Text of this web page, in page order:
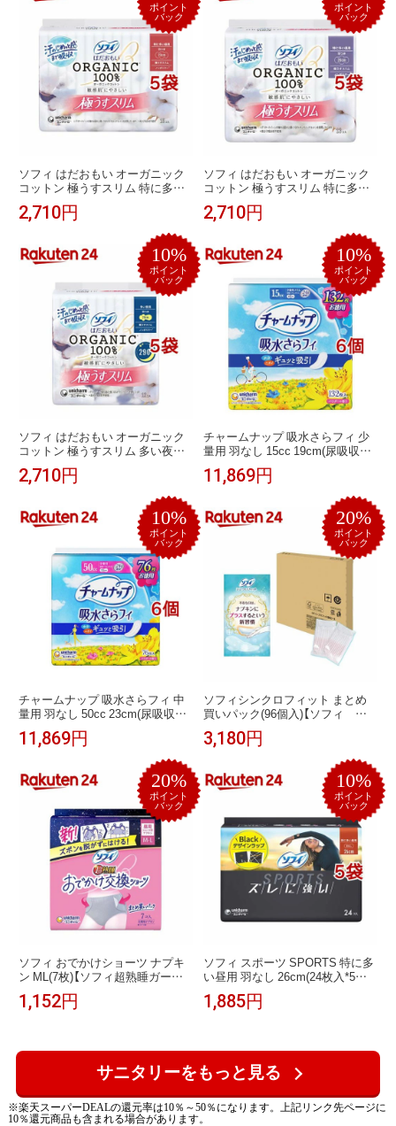
ポイント
バック
ソフィ はだおもい オーガニック
コットン 極うすスリム 特に多い
昼用 羽つき 23cm(15個入*5袋セ
ット)【ソフィはだおもいオーガニ
2,710円
ポイント
バック
ソフィ はだおもい オーガニック
コットン 極うすスリム 特に多い
昼用 羽つき 26cm(13枚入*5袋セ
ット)【ソフィはだおもいオーガニ
2,710円
10%
ポイント
バック
ソフィ はだおもい オーガニック
コットン 極うすスリム 多い夜用
羽つき 29cm(12個入*5袋セット)
【ソフィはだおもいオーガニック
2,710円
10%
ポイント
バック
チャームナップ 吸水さらフィ 少
量用 羽なし 15cc 19cm(尿吸収ナ
プキン)(132個入*6個セット)【チャ
ームナップ軽度】
11,869円
10%
ポイント
バック
チャームナップ 吸水さらフィ 中
量用 羽なし 50cc 23cm(尿吸収ナ
プキン)(76枚入*6コセット)【チャ
ームナップ軽度】
11,869円
20%
ポイント
バック
ソフィシンクロフィット まとめ
買いパック(96個入)【ソフィ シ
ンクロフィット】
3,180円
20%
ポイント
バック
ソフィ おでかけショーツ ナプキ
ン ML(7枚)【ソフィ超熟睡ガード
ショーツ】
1,152円
10%
ポイント
バック
ソフィ スポーツ SPORTS 特に多
い昼用 羽なし 26cm(24枚入*5袋
セット)【ソフィスポーツ】
1,885円
サニタリーをもっと見る
※楽天スーパーDEALの還元率は10％～50％になります。上記リンク先ページに
10％還元商品も含まれる場合があります。